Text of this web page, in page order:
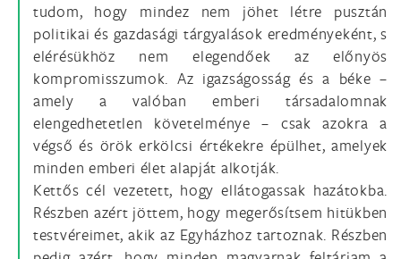
tudom, hogy mindez nem jöhet létre pusztán
politikai és gazdasági tárgyalások eredményeként, s
elérésükhöz nem elegendőek az előnyös
kompromisszumok. Az igazságosság és a béke –
amely a valóban emberi társadalomnak
elengedhetetlen követelménye – csak azokra a
végső és örök erkölcsi értékekre épülhet, amelyek
minden emberi élet alapját alkotják.
Kettős cél vezetett, hogy ellátogassak hazátokba.
Részben azért jöttem, hogy megerősítsem hitükben
testvéreimet, akik az Egyházhoz tartoznak. Részben